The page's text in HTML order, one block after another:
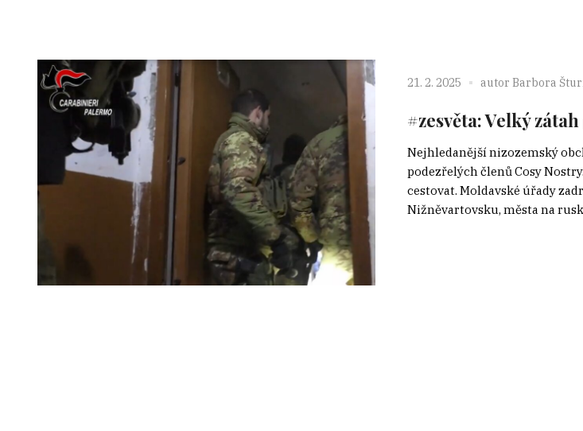
21. 2. 2025 autor Barbora
#zesvěta: Velký
Nejhledanější nizozemský
podezřelých členů Cosy
cestovat. Moldavské úřady
Nižněvartovsku, města na